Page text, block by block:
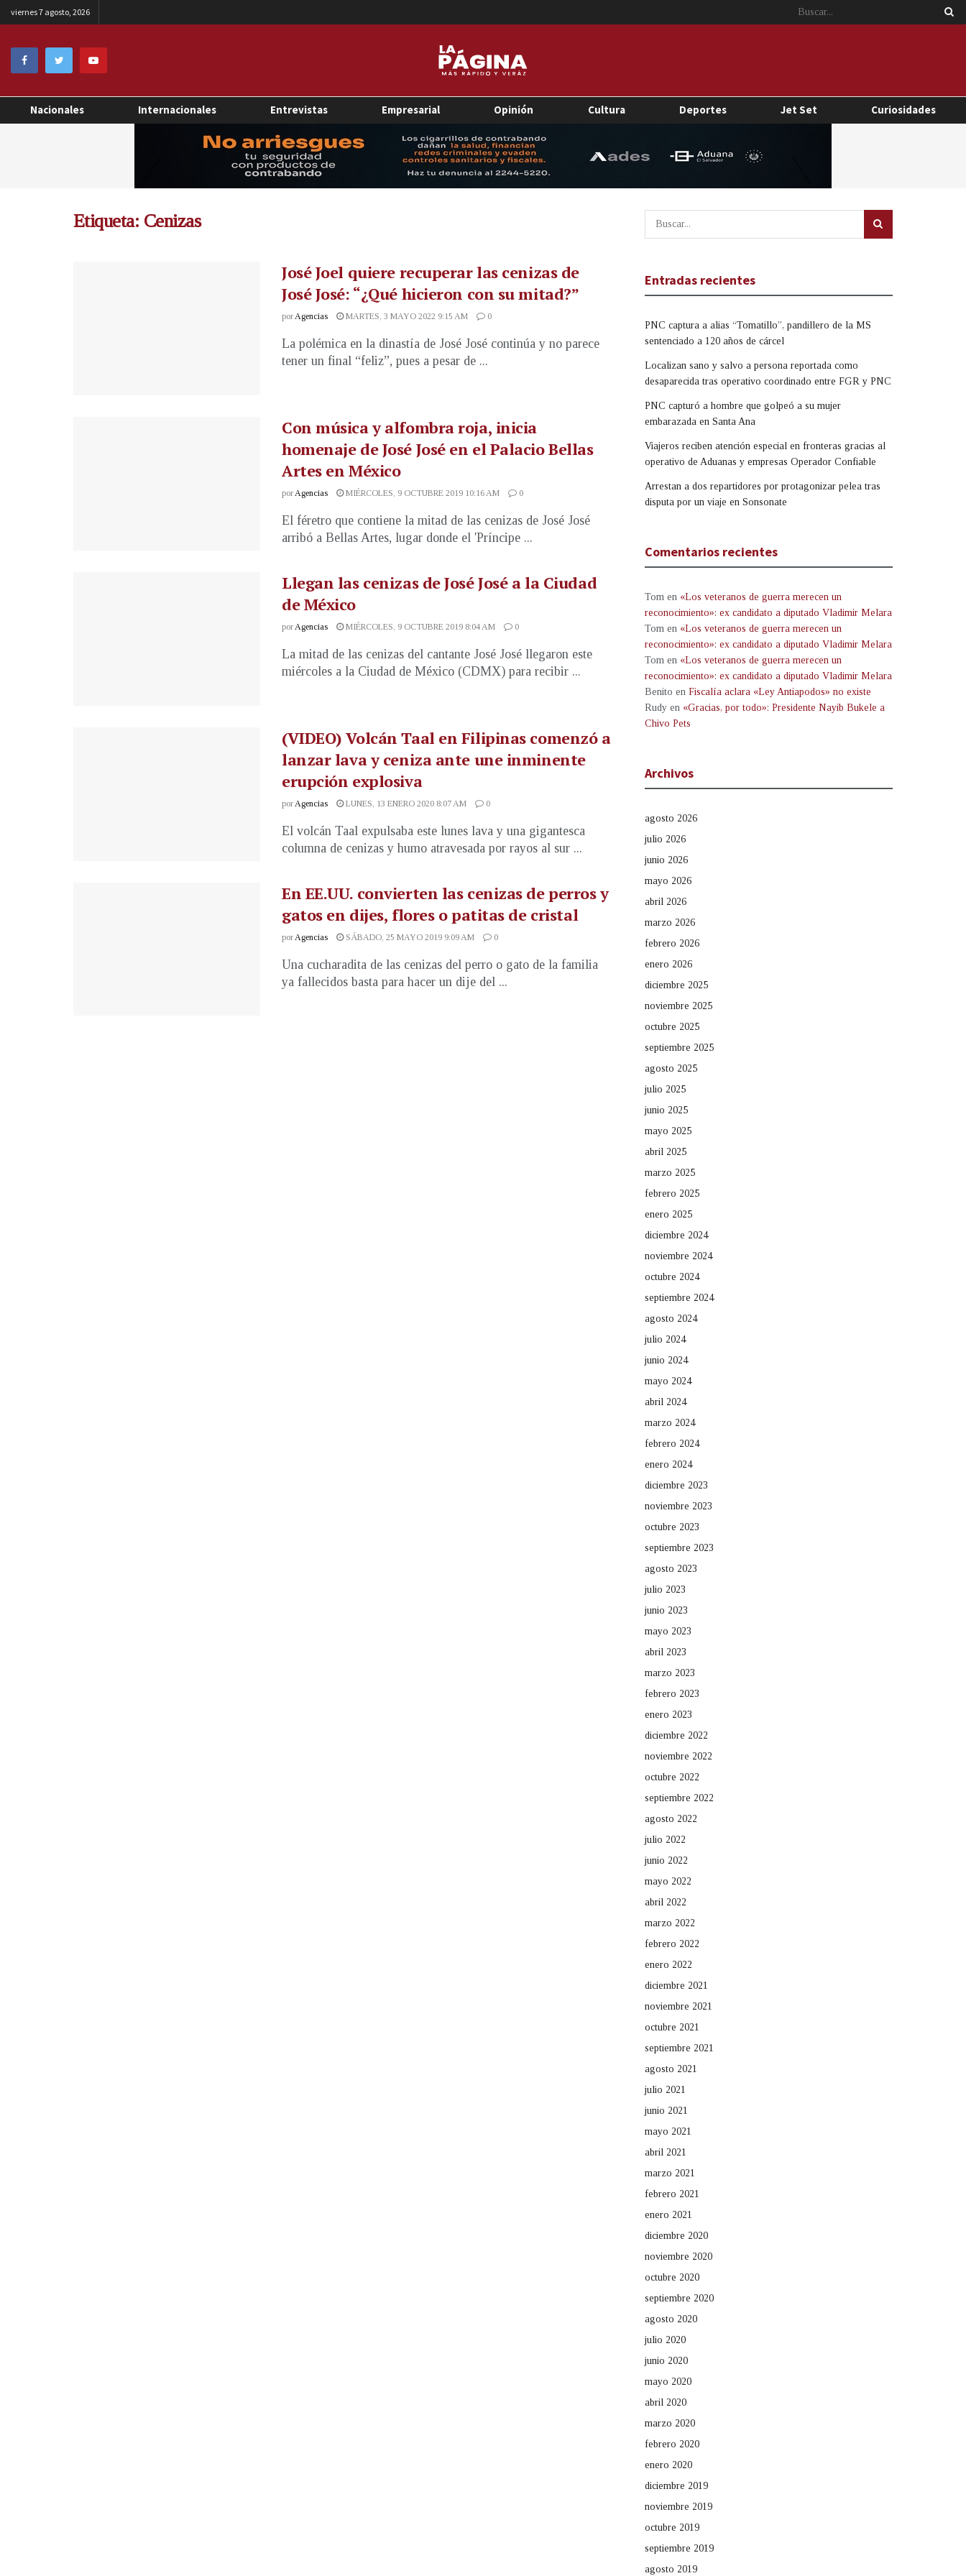
viernes 7 agosto, 2026
Nacionales Internacionales Entrevistas Empresarial Opinión Cultura Deportes Jet Set Curiosidades
Etiqueta: Cenizas
José Joel quiere recuperar las cenizas de
José José: “¿Qué hicieron con su mitad?”
porAgencias MARTES, 3 MAYO 2022 9:15 AM 0
La polémica en la dinastía de José José continúa y no parece
tener un final “feliz”, pues a pesar de ...
Con música y alfombra roja, inicia
homenaje de José José en el Palacio Bellas
Artes en México
porAgencias MIÉRCOLES, 9 OCTUBRE 2019 10:16 AM 0
El féretro que contiene la mitad de las cenizas de José José
arribó a Bellas Artes, lugar donde el 'Príncipe ...
Llegan las cenizas de José José a la Ciudad
de México
por Agencias MIÉRCOLES, 9 OCTUBRE 2019 8:04 AM 0
La mitad de las cenizas del cantante José José llegaron este
miércoles a la Ciudad de México (CDMX) para recibir ...
(VIDEO) Volcán Taal en Filipinas comenzó a
lanzar lava y ceniza ante une inminente
erupción explosiva
por Agencias LUNES, 13 ENERO 2020 8:07 AM 0
El volcán Taal expulsaba este lunes lava y una gigantesca
columna de cenizas y humo atravesada por rayos al sur ...
En EE.UU. convierten las cenizas de perros y
gatos en dijes, flores o patitas de cristal
por Agencias SÁBADO, 25 MAYO 2019 9:09 AM 0
Una cucharadita de las cenizas del perro o gato de la familia
ya fallecidos basta para hacer un dije del ...
Entradas recientes
PNC captura a alias “Tomatillo”, pandillero de la MS
sentenciado a 120 años de cárcel
Localizan sano y salvo a persona reportada como
desaparecida tras operativo coordinado entre FGR y PNC
PNC capturó a hombre que golpeó a su mujer
embarazada en Santa Ana
Viajeros reciben atención especial en fronteras gracias al
operativo de Aduanas y empresas Operador Confiable
Arrestan a dos repartidores por protagonizar pelea tras
disputa por un viaje en Sonsonate
Comentarios recientes
Tom en «Los veteranos de guerra merecen un
reconocimiento»: ex candidato a diputado Vladimir Melara
Tom en «Los veteranos de guerra merecen un
reconocimiento»: ex candidato a diputado Vladimir Melara
Tom en «Los veteranos de guerra merecen un
reconocimiento»: ex candidato a diputado Vladimir Melara
Benito en Fiscalía aclara «Ley Antiapodos» no existe
Rudy en «Gracias, por todo»: Presidente Nayib Bukele a
Chivo Pets
Archivos
agosto 2026
julio 2026
junio 2026
mayo 2026
abril 2026
marzo 2026
febrero 2026
enero 2026
diciembre 2025
noviembre 2025
octubre 2025
septiembre 2025
agosto 2025
julio 2025
junio 2025
mayo 2025
abril 2025
marzo 2025
febrero 2025
enero 2025
diciembre 2024
noviembre 2024
octubre 2024
septiembre 2024
agosto 2024
julio 2024
junio 2024
mayo 2024
abril 2024
marzo 2024
febrero 2024
enero 2024
diciembre 2023
noviembre 2023
octubre 2023
septiembre 2023
agosto 2023
julio 2023
junio 2023
mayo 2023
abril 2023
marzo 2023
febrero 2023
enero 2023
diciembre 2022
noviembre 2022
octubre 2022
septiembre 2022
agosto 2022
julio 2022
junio 2022
mayo 2022
abril 2022
marzo 2022
febrero 2022
enero 2022
diciembre 2021
noviembre 2021
octubre 2021
septiembre 2021
agosto 2021
julio 2021
junio 2021
mayo 2021
abril 2021
marzo 2021
febrero 2021
enero 2021
diciembre 2020
noviembre 2020
octubre 2020
septiembre 2020
agosto 2020
julio 2020
junio 2020
mayo 2020
abril 2020
marzo 2020
febrero 2020
enero 2020
diciembre 2019
noviembre 2019
octubre 2019
septiembre 2019
agosto 2019